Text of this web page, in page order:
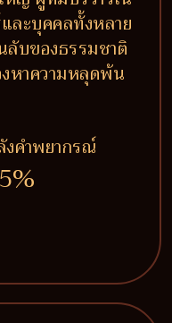
ละบุคคลทั้งหลาย
ลับของธรรมชาติ
หาความหลุดพ้น
คำพยากรณ์